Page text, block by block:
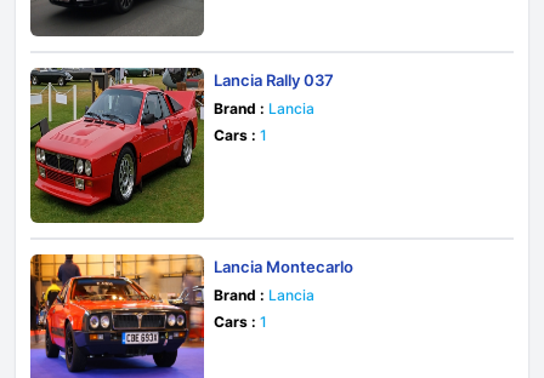
Lancia Rally 037
Brand : Lancia
Cars : 1
Lancia Montecarlo
Brand : Lancia
Cars : 1